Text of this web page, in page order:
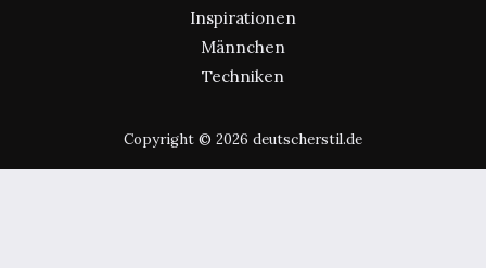
Inspirationen
Männchen
Techniken
Copyright © 2026 deutscherstil.de